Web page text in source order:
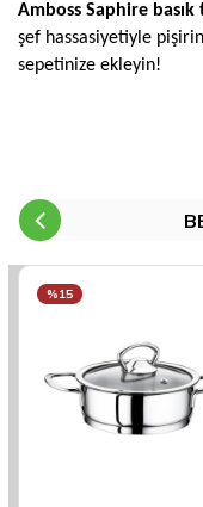
Amboss Saphire basık
şef hassasiyetiyle
sepetinize ekleyin!
%15